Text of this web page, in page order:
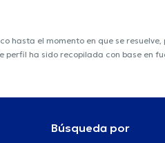
hasta el momento en que se
ha sido recopilada con base en
Búsqueda por